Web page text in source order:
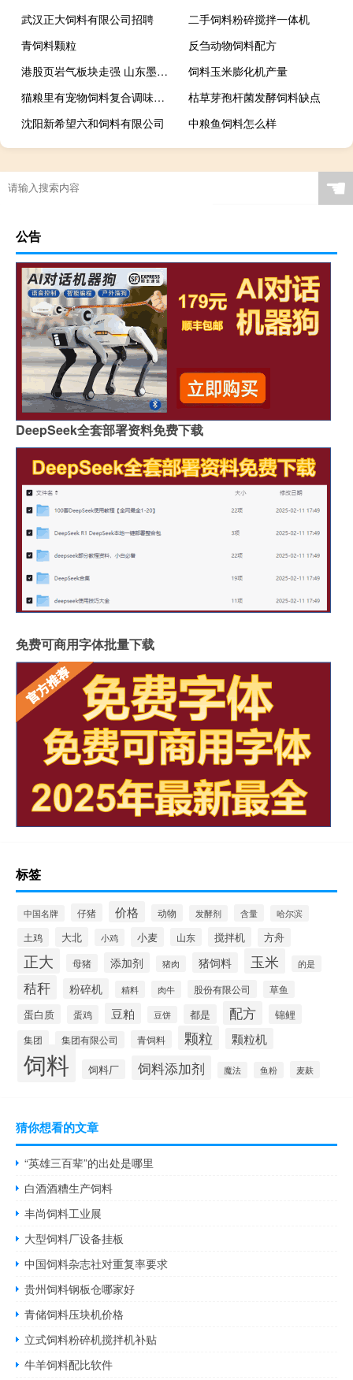
武汉正大饲料有限公司招聘
二手饲料粉碎搅拌一体机
青饲料颗粒
反刍动物饲料配方
港股页岩气板块走强 山东墨龙涨超18%
饲料玉米膨化机产量
猫粮里有宠物饲料复合调味料好吗
枯草芽孢杆菌发酵饲料缺点
沈阳新希望六和饲料有限公司
中粮鱼饲料怎么样
☚
公告
DeepSeek全套部署资料免费下载
免费可商用字体批量下载
标签
中国名牌 仔猪 价格 动物 发酵剂 含量 哈尔滨
土鸡 大北 小鸡 小麦 山东 搅拌机 方舟
正大 母猪 添加剂 猪肉 猪饲料 玉米 的是
秸秆 粉碎机 精料 肉牛 股份有限公司 草鱼
蛋白质 蛋鸡 豆粕 豆饼 都是 配方 锦鲤
集团 集团有限公司 青饲料 颗粒 颗粒机
饲料 饲料厂 饲料添加剂 魔法 鱼粉 麦麸
猜你想看的文章
“英雄三百辈”的出处是哪里
白酒酒糟生产饲料
丰尚饲料工业展
大型饲料厂设备挂板
中国饲料杂志社对重复率要求
贵州饲料钢板仓哪家好
青储饲料压块机价格
立式饲料粉碎机搅拌机补贴
牛羊饲料配比软件